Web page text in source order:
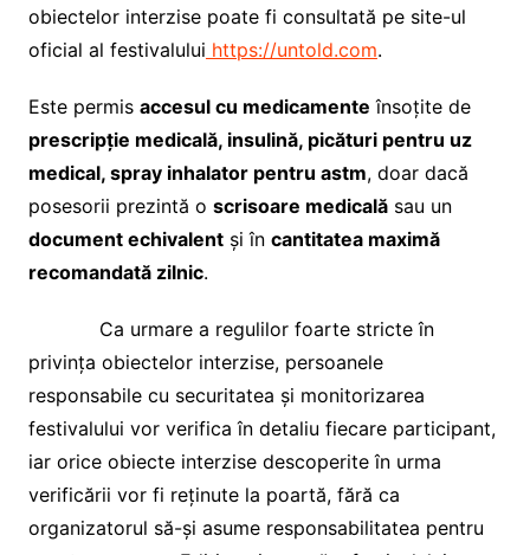
obiectelor interzise poate fi consultată pe site-ul
oficial al festivalului https://untold.com.
Este permis accesul cu medicamente însoțite de
prescripție medicală, insulină, picături pentru uz
medical, spray inhalator pentru astm, doar dacă
posesorii prezintă o scrisoare medicalăsau un
document echivalentși în cantitatea maximă
recomandată zilnic.
Ca urmare a regulilor foarte stricte în
privința obiectelor interzise, persoanele
responsabile cu securitatea și monitorizarea
festivalului vor verifica în detaliu fiecare participant,
iar orice obiecte interzise descoperite în urma
verificării vor fi reținute la poartă, fără ca
organizatorul să-și asume responsabilitatea pentru